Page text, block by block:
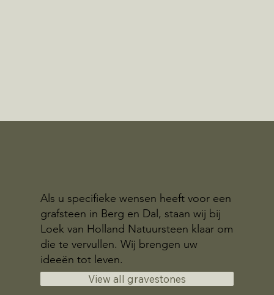
Als u specifieke wensen heeft voor een
grafsteen in Berg en Dal, staan wij bij
Loek van Holland Natuursteen klaar om
die te vervullen. Wij brengen uw
ideeën tot leven.
View all gravestones